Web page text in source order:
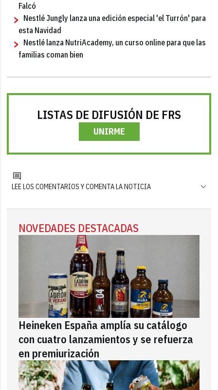
Falcó
Nestlé Jungly lanza una edición especial 'el Turrón' para
esta Navidad
Nestlé lanza NutriAcademy, un curso online para que las
familias coman bien
LISTAS DE DIFUSIÓN DE FRS
UNIRME
LEE LOS COMENTARIOS Y COMENTA LA NOTICIA
NOVEDADES DESTACADAS
Heineken España amplía su catálogo
con cuatro lanzamientos y se refuerza
en premiurización